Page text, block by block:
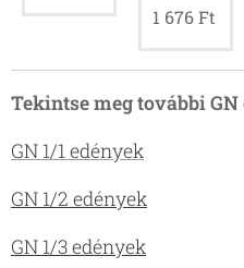
1 676Ft
Tekintse meg további
GN 1/1 edények
GN 1/2 edények
GN 1/3 edények